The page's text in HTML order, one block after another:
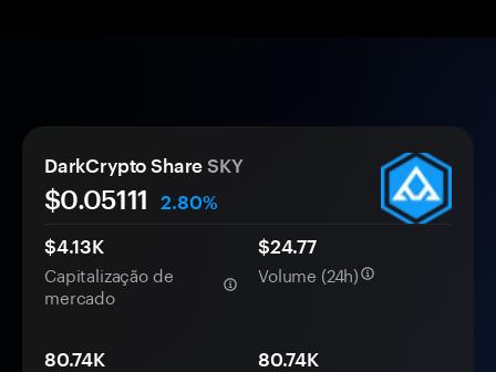
DarkCrypto Share SKY
$0.05111
2.80%
$4.13K
Capitalização de
mercado
$24.77
Volume (24h)
80.74K 80.74K